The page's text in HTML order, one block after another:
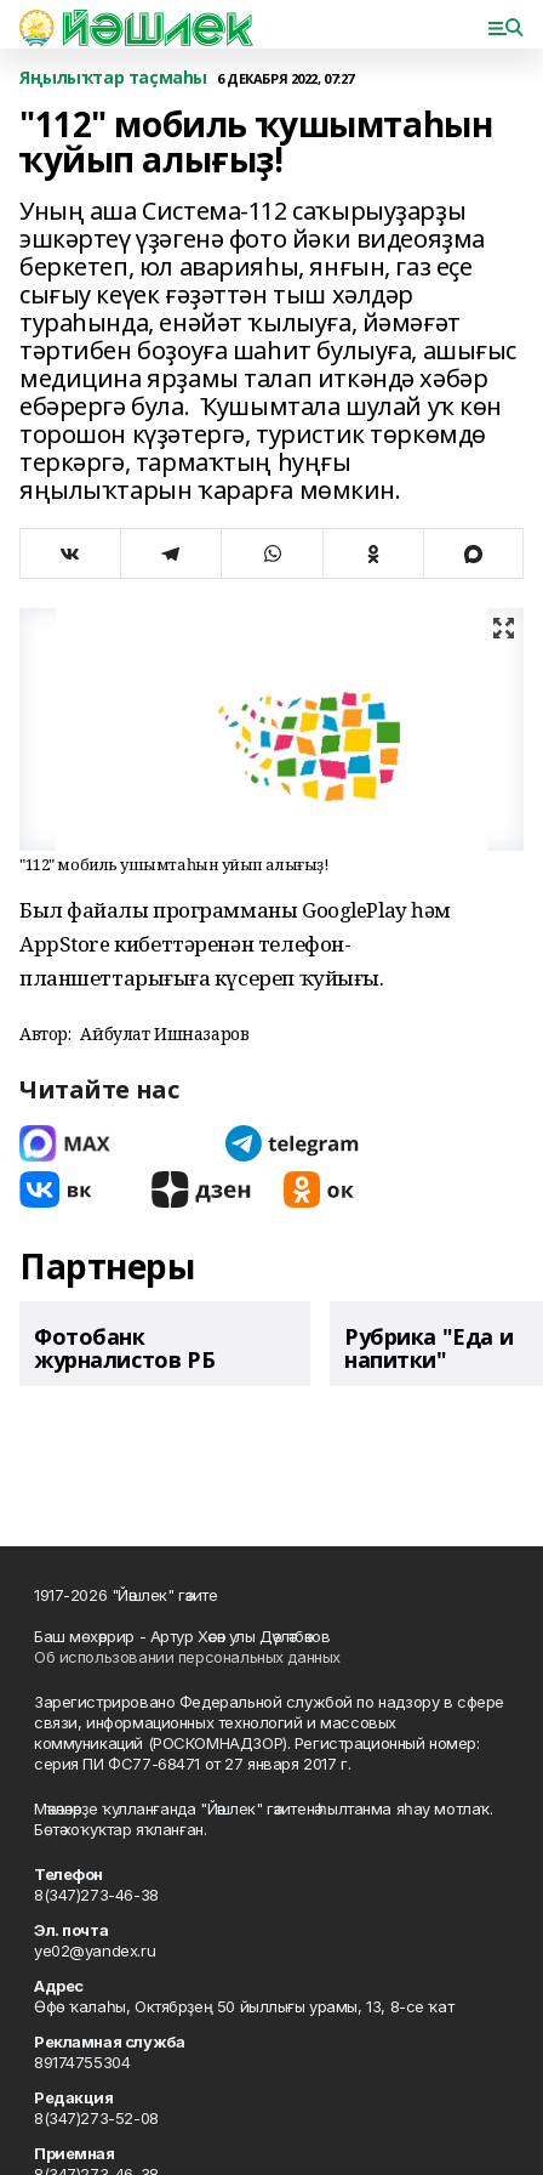
Яңылыҡтар таҫмаһы 6 ДЕКАБРЯ 2022, 07:27
"112" мобиль ҡушымтаһын
ҡуйып алығыҙ!
Уның аша Система-112 саҡырыуҙарҙы
эшкәртеү үҙәгенә фото йәки видеояҙма
беркетеп, юл аварияһы, янғын, газ еҫе
сығыу кеүек ғәҙәттән тыш хәлдәр
тураһында, енәйәт ҡылыуға, йәмәғәт
тәртибен боҙоуға шаһит булыуға, ашығыс
медицина ярҙамы талап иткәндә хәбәр
ебәрергә була. Ҡушымтала шулай уҡ көн
торошон күҙәтергә, туристик төркөмдө
теркәргә, тармаҡтың һуңғы
яңылыҡтарын ҡарарға мөмкин.
"112" мобиль ҡушымтаһын ҡуйып алығыҙ!
Был файҙалы программаны GooglePlay һәм
AppStore кибеттәренән телефон-
планшеттарығыҙға күсереп ҡуйығыҙ.
Автор: Айбулат Ишназаров
Читайте нас
Партнеры
Фотобанк
журналистов РБ
Рубрика "Еда и
напитки"
1917-2026 "Йәшлек" гәзите
Баш мөхәррир - Артур Хәсән улы Дәүләтбәков
Об использовании персональных данных
Зарегистрировано Федеральной службой по надзору в сфере
связи, информационных технологий и массовых
коммуникаций (РОСКОМНАДЗОР). Регистрационный номер:
серия ПИ ФС77-68471 от 27 января 2017 г.
Мәҡәләләрҙе ҡулланғанда "Йәшлек" гәзитенә һылтанма яһау мотлаҡ.
Бөтә хоҡуҡтар яҡланған.
Телефон
8(347)273-46-38
Эл. почта
ye02@yandex.ru
Адрес
Өфө ҡалаһы, Октябрҙең 50 йыллығы урамы, 13, 8-се ҡат
Рекламная служба
89174755304
Редакция
8(347)273-52-08
Приемная